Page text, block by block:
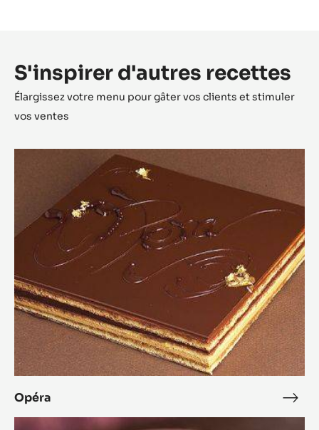
S'inspirer d'autres recettes
Élargissez votre menu pour gâter vos clients et stimuler
vos ventes
Opéra
L'Alto